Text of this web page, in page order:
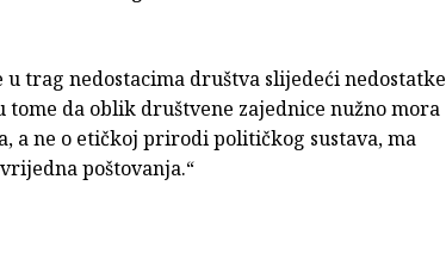
u trag nedostacima društva slijedeći nedostatke
da oblik društvene zajednice nužno mora
a ne o etičkoj prirodi političkog sustava, ma
poštovanja.“